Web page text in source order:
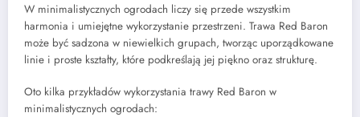
W minimalistycznych ogrodach liczy się przede wszystkim
harmonia i umiejętne wykorzystanie przestrzeni. Trawa Red Baron
może być sadzona w niewielkich grupach, tworząc uporządkowane
linie i proste kształty, które podkreślają jej piękno oraz strukturę.
Oto kilka przykładów wykorzystania trawy Red Baron w
minimalistycznych ogrodach: